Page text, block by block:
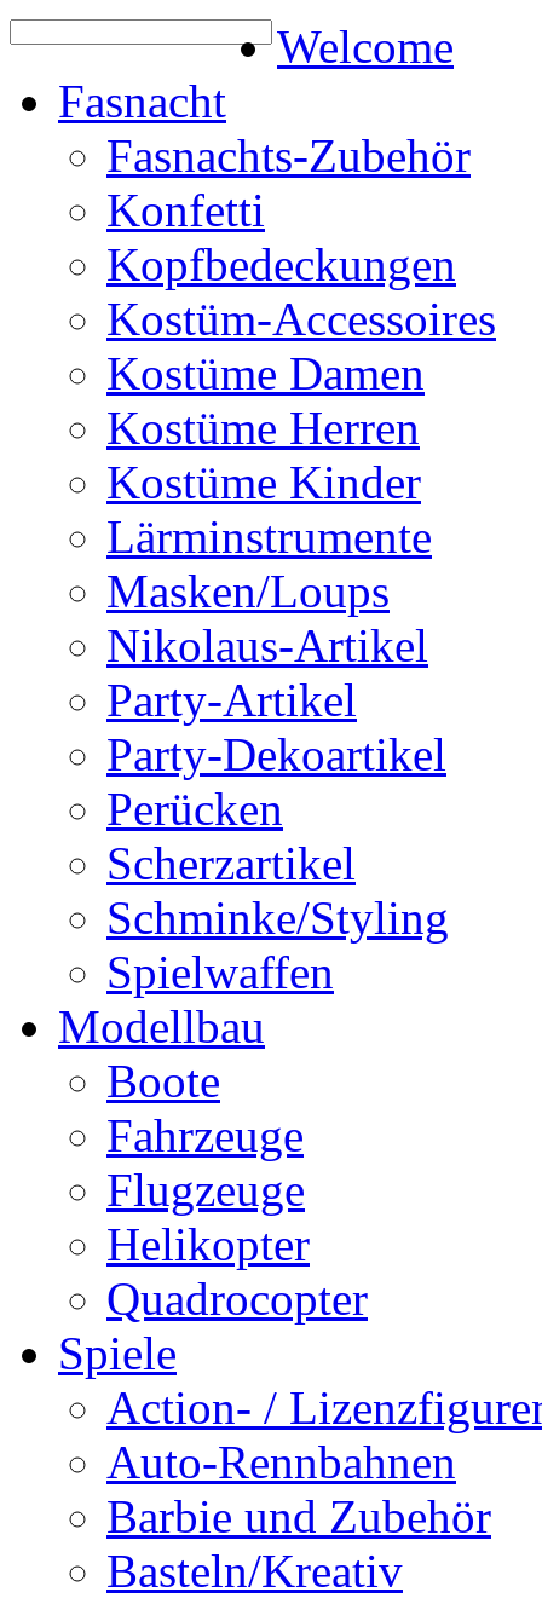
Welcome
Fasnacht
Fasnachts-Zubehör
Konfetti
Kopfbedeckungen
Kostüm-Accessoires
Kostüme Damen
Kostüme Herren
Kostüme Kinder
Lärminstrumente
Masken/Loups
Nikolaus-Artikel
Party-Artikel
Party-Dekoartikel
Perücken
Scherzartikel
Schminke/Styling
Spielwaffen
Modellbau
Boote
Fahrzeuge
Flugzeuge
Helikopter
Quadrocopter
Spiele
Action- /
Auto-Rennbahnen
Barbie und Zubehör
Basteln/Kreativ